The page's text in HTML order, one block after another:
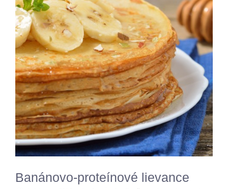
Banánovo-proteínové lievance